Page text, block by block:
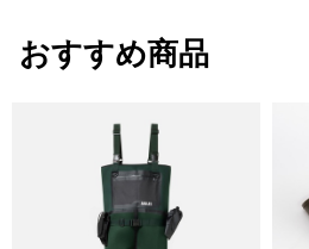
レギュラーフィット
おすすめ商品